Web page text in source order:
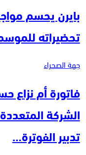
بايرن يحسم
تحضيراته
جهة الصحراء
فاتورة أم نزاع
الشركة
تدبير الفوترة…